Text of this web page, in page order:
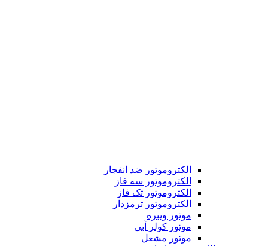
الکتروموتور ضد انفجار
الکتروموتور سه فاز
الکتروموتور تک فاز
الکتروموتور ترمزدار
موتور ویبره
موتور کولر آبی
موتور مشعل